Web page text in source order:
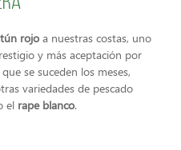
rojo a nuestras costas, uno
y más aceptación por
se suceden los meses,
variedades de pescado
el rape blanco.